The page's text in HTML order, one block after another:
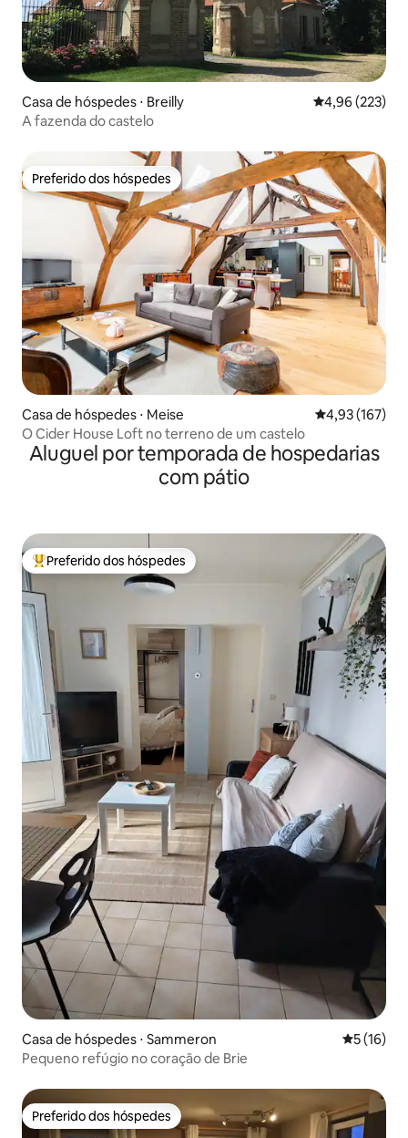
Casa de hóspedes ⋅ Breilly 4,96 de uma
4,96 (223)
A fazenda do castelo
Preferido dos hóspedes
Preferido dos hóspedes
Casa de hóspedes ⋅ Meise 4,93 de uma
4,93 (167)
O Cider House Loft no terreno de um castelo
Aluguel por temporada de hospedarias
com pátio
Entre os melhores preferidos dos hóspedes
Preferido dos hóspedes
Casa de hóspedes ⋅ Sammeron 5 de uma
5 (16)
Pequeno refúgio no coração de Brie
Preferido dos hóspedes
Preferido dos hóspedes